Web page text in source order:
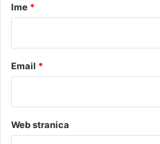
rIme *
Email *
Web stranica